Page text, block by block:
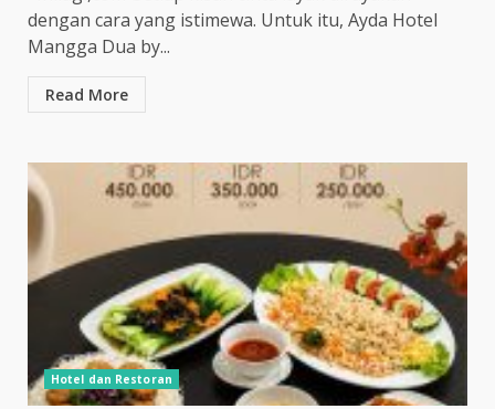
dengan cara yang istimewa. Untuk itu, Ayda Hotel
Mangga Dua by...
Read More
Hotel dan Restoran